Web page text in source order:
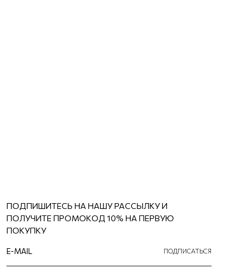
ПОДПИШИТЕСЬ НА НАШУ РАССЫЛКУ И
ПОЛУЧИТЕ ПРОМОКОД 10% НА ПЕРВУЮ
ПОКУПКУ
ПОДПИСАТЬСЯ